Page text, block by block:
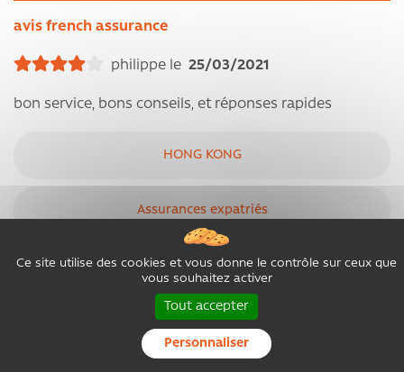
avis french assurance
philippe le 25/03/2021
bon service, bons conseils, et réponses rapides
HONG KONG
Assurances expatriés
Elodie le16/03/2021
Ce site utilise des cookies et vous donne le contrôle sur ceux que
vous souhaitez activer
Tout accepter
Personnaliser